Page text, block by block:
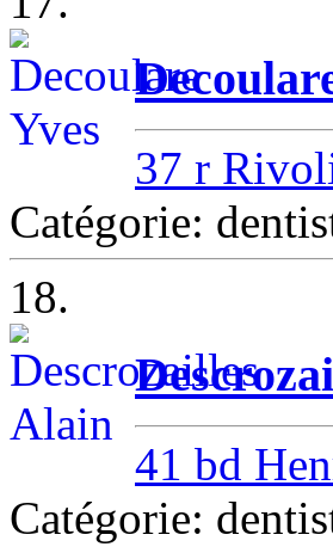
37 r
Catégorie:
18.
41 bd
Catégorie: